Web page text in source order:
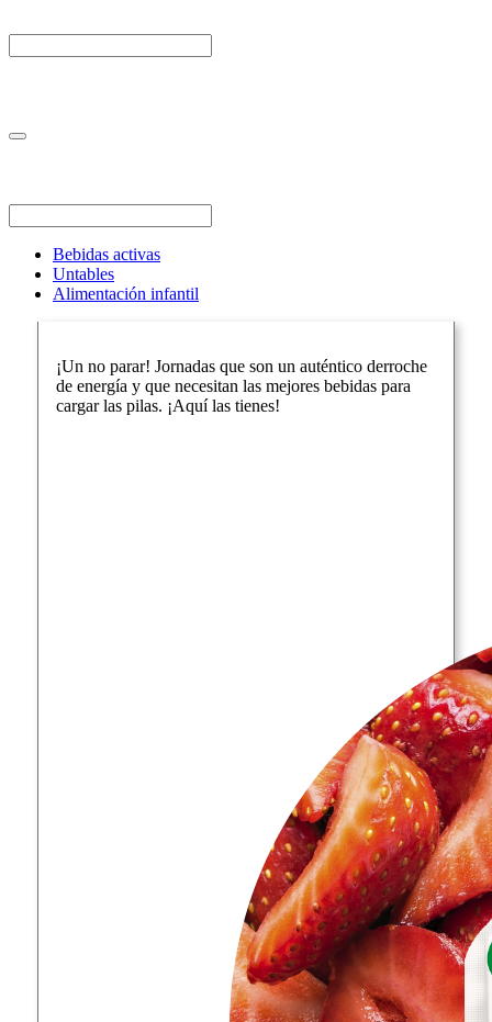
Bebidas activas
Untables
Alimentación infantil
¡Un no parar! Jornadas que son un auténtico derroche
de energía y que necesitan las mejores bebidas para
cargar las pilas. ¡Aquí las tienes!